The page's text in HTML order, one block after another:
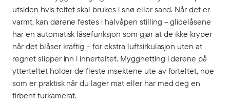
utsiden hvis teltet skal brukes i snø eller sand. Når det er
varmt, kan dørene festes i halvåpen stilling – glidelåsene
har en automatisk låsefunksjon som gjør at de ikke kryper
når det blåser kraftig – for ekstra luftsirkulasjon uten at
regnet slipper inn i innerteltet. Myggnetting i dørene på
ytterteltet holder de fleste insektene ute av forteltet, noe
som er praktisk når du lager mat eller har med deg en
firbent turkamerat.